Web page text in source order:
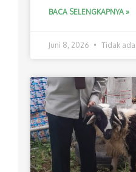
BACA SELENGKAPNYA »
Juni 8, 2026 Tidak